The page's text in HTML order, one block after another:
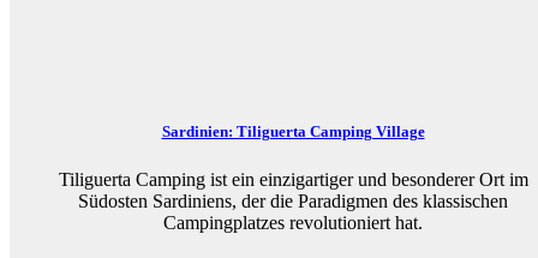
Sardinien: Tiliguerta Camping Village
Tiliguerta Camping ist ein einzigartiger und besonderer Ort im
Südosten Sardiniens, der die Paradigmen des klassischen
Campingplatzes revolutioniert hat.